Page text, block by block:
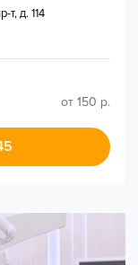
т, д. 114
от 150 р.